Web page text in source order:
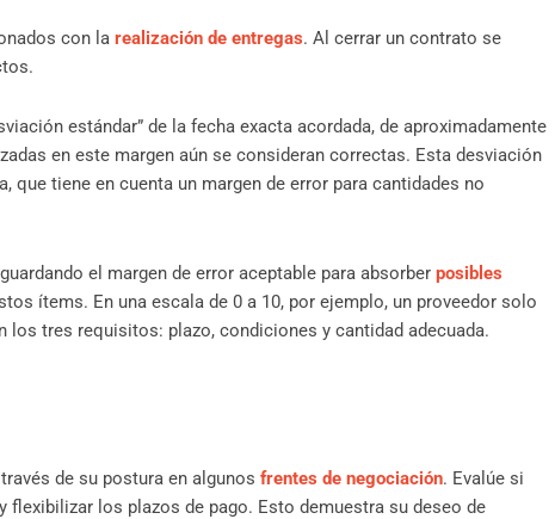
con la realización de entregas. Al cerrar un contrato se
estándar” de la fecha exacta acordada, de aproximadamente
en este margen aún se consideran correctas. Esta desviación
tiene en cuenta un margen de error para cantidades no
el margen de error aceptable para absorber posibles
ítems. En una escala de 0 a 10, por ejemplo, un proveedor solo
tres requisitos: plazo, condiciones y cantidad adecuada.
de su postura en algunos frentes de negociación. Evalúe si
flexibilizar los plazos de pago. Esto demuestra su deseo de